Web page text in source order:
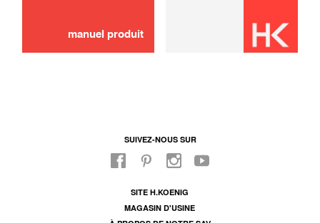
manuel produit
SUIVEZ-NOUS SUR
SITE H.KOENIG
MAGASIN D'USINE